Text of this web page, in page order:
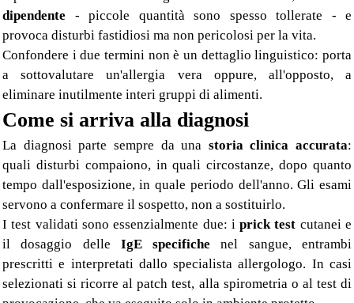
dipendente - piccole quantità sono spesso tollerate - e
provoca disturbi fastidiosi ma non pericolosi per la vita.
Confondere i due termini non è un dettaglio linguistico: porta
a sottovalutare un'allergia vera oppure, all'opposto, a
eliminare inutilmente interi gruppi di alimenti.
Come si arriva alla diagnosi
La diagnosi parte sempre da una storia clinica accurata:
quali disturbi compaiono, in quali circostanze, dopo quanto
tempo dall'esposizione, in quale periodo dell'anno. Gli esami
servono a confermare il sospetto, non a sostituirlo.
I test validati sono essenzialmente due: iprick test cutanei e
il dosaggio delle IgE specifiche nel sangue, entrambi
prescritti e interpretati dallo specialista allergologo. In casi
selezionati si ricorre al patch test, alla spirometria o al test di